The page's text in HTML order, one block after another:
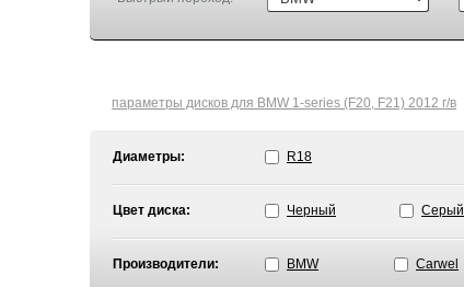
параметры дисков для BMW 1-series (F20, F21) 2012 г/в
Диаметры: R18
Цвет диска: Черный Серый
Производители: BMW Carwel